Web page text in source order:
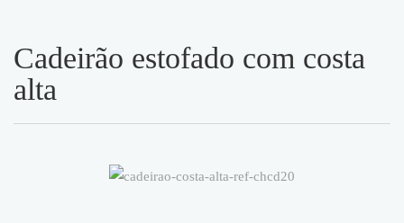
Cadeirão estofado com costa
alta